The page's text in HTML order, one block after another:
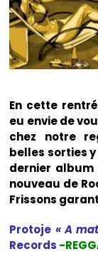
En cette
eu envie de
chez notre
belles sorties
dernier
nouveau de
Frissons
Protoje « A
Records -